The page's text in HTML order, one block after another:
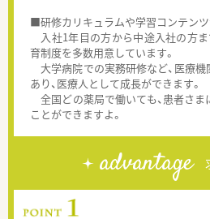
■研修カリキュラムや学習コンテンツ
入社1年目の方から中途入社の方
育制度を多数用意しています。
大学病院での実務研修など、医療
あり、医療人として成長ができます。
全国どの薬局で働いても、患者さ
ことができますよ。
advantage